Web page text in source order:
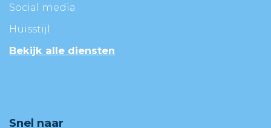
Social media
Huisstijl
Bekijk alle diensten
Snel naar